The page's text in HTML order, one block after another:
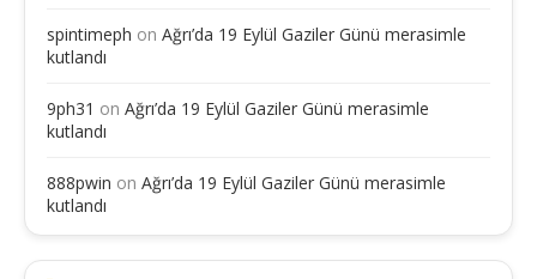
spintimeph on Ağrı’da 19 Eylül Gaziler Günü merasimle
kutlandı
9ph31 on Ağrı’da 19 Eylül Gaziler Günü merasimle
kutlandı
888pwin on Ağrı’da 19 Eylül Gaziler Günü merasimle
kutlandı